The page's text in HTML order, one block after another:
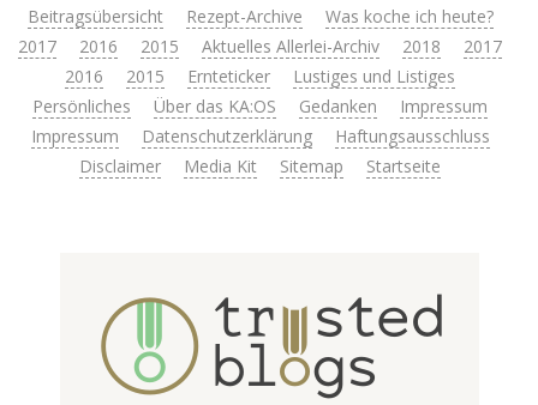
Beitragsübersicht
Rezept-Archive
Was koche ich heute?
2017
2016 2015 Aktuelles Allerlei-Archiv 2018
2017
2016
2015 Ernteticker
Lustiges und Listiges
Persönliches
Über das KA:OS Gedanken
Impressum
Impressum
Datenschutzerklärung
Haftungsausschluss
Disclaimer
Media Kit Sitemap Startseite